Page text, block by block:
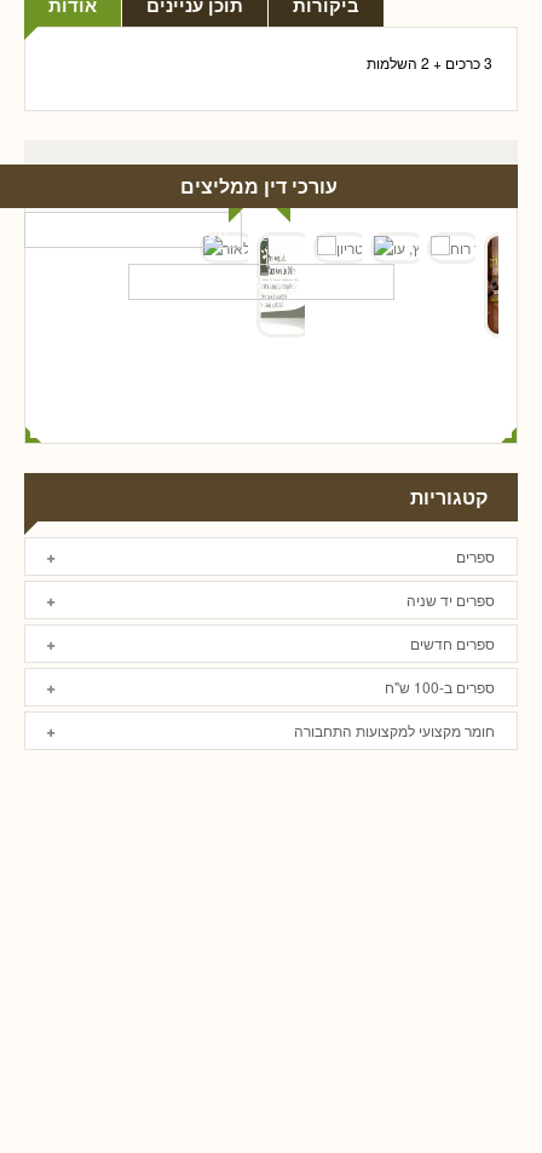
3 כרכים + 2 השלמות
עורכי דין ממליצים
קטגוריות
ספרים
ספרים יד שניה
ספרים חדשים
ספרים ב-100 ש"ח
חומר מקצועי למקצועות התחבורה